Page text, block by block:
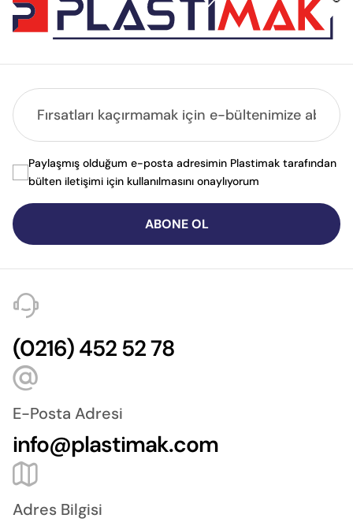
ABONE OL
Paylaşmış olduğum e-posta adresimin Plastimak tarafından
bülten iletişimi için kullanılmasını onaylıyorum
(0216) 452 52 78
E-Posta Adresi
info@plastimak.com
Adres Bilgisi